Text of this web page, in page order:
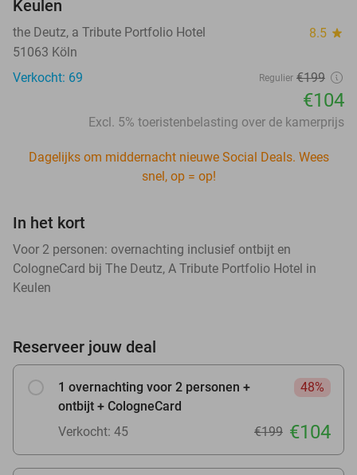
Keulen
the Deutz, a Tribute Portfolio Hotel 8.5 star
51063 Köln
Verkocht: 69
Regulier €199
€104
Excl. 5% toeristenbelasting over de kamerprijs
Dagelijks om middernacht nieuwe Social Deals. Wees
snel, op = op!
In het kort
Voor 2 personen: overnachting inclusief ontbijt en
CologneCard bij The Deutz, A Tribute Portfolio Hotel in
Keulen
Reserveer jouw deal
1 overnachting voor 2 personen +
ontbijt + CologneCard
48%
Verkocht: 45 €199 €104